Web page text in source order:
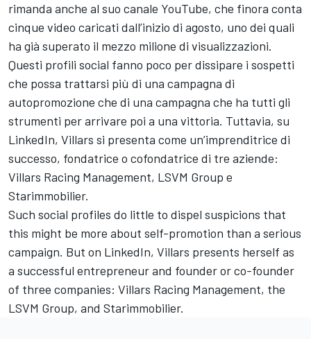
rimanda anche al suo canale YouTube, che finora conta
cinque video caricati dall’inizio di agosto, uno dei quali
ha già superato il mezzo milione di visualizzazioni.
Questi profili social fanno poco per dissipare i sospetti
che possa trattarsi più di una campagna di
autopromozione che di una campagna che ha tutti gli
strumenti per arrivare poi a una vittoria. Tuttavia, su
LinkedIn, Villars si presenta come un’imprenditrice di
successo, fondatrice o cofondatrice di tre aziende:
Villars Racing Management, LSVM Group e
Starimmobilier.
Such social profiles do little to dispel suspicions that
this might be more about self-promotion than a serious
campaign. But on LinkedIn, Villars presents herself as
a successful entrepreneur and founder or co-founder
of three companies: Villars Racing Management, the
LSVM Group, and Starimmobilier.